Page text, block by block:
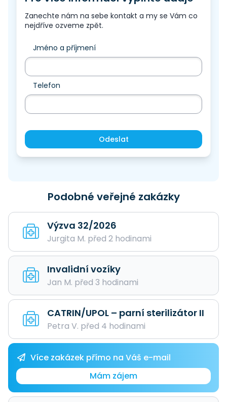
Zanechte nám na sebe kontakt a my se Vám co
nejdříve ozveme zpět.
Jméno a příjmení
Telefon
Odeslat
Podobné veřejné zakázky
Výzva 32/2026
Jurgita M. před 2 hodinami
Invalidní vozíky
Jan M. před 3 hodinami
CATRIN/UPOL – parní sterilizátor II
Petra V. před 4 hodinami
Více zakázek přímo na Váš e-mail
Mám zájem